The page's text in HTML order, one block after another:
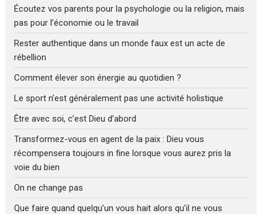
Écoutez vos parents pour la psychologie ou la religion, mais
pas pour l’économie ou le travail
Rester authentique dans un monde faux est un acte de
rébellion
Comment élever son énergie au quotidien ?
Le sport n’est généralement pas une activité holistique
Être avec soi, c’est Dieu d’abord
Transformez-vous en agent de la paix : Dieu vous
récompensera toujours in fine lorsque vous aurez pris la
voie du bien
On ne change pas
Que faire quand quelqu’un vous hait alors qu’il ne vous